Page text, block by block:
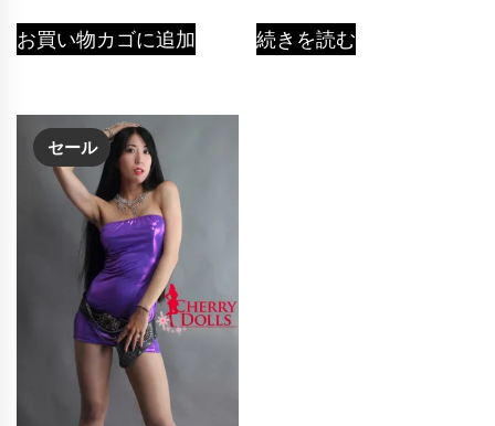
価
格
¥8,580
で
し
た。
の
価
は
¥6,864
で
す。
お買い物カゴに追加 続きを読む
セール